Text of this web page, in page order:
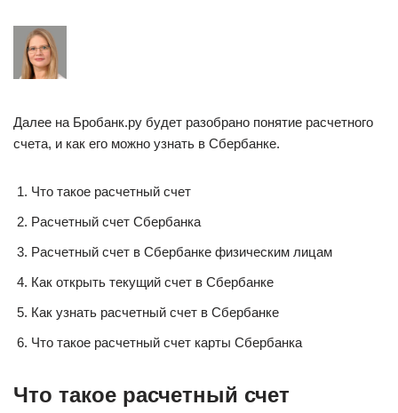
Далее на Бробанк.ру будет разобрано понятие расчетного
счета, и как его можно узнать в Сбербанке.
Что такое расчетный счет
Расчетный счет Сбербанка
Расчетный счет в Сбербанке физическим лицам
Как открыть текущий счет в Сбербанке
Как узнать расчетный счет в Сбербанке
Что такое расчетный счет карты Сбербанка
Что такое расчетный счет